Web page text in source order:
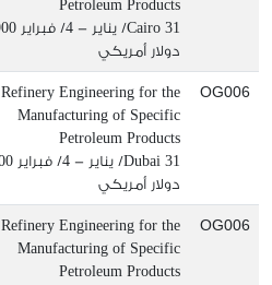
Petroleum Products
Cairo 31/ يناير - 4/ فبراير
دولار أمريكي
OG006
Refinery Engineering for the
Manufacturing of Specific
Petroleum Products
Dubai 31/ يناير - 4/ فبراير
دولار أمريكي
OG006
Refinery Engineering for the
Manufacturing of Specific
Petroleum Products